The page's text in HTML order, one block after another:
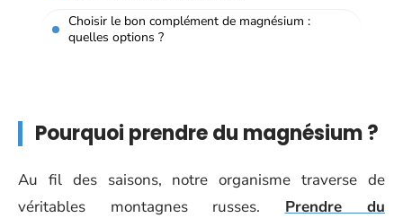
Choisir le bon complément de magnésium :
quelles options ?
Pourquoi prendre du magnésium ?
Au fil des saisons, notre organisme traverse de
véritables montagnes russes. Prendre du